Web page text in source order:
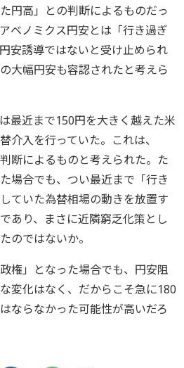
円高」との判断によるものだっ
ベノミクス円安とは「行き過ぎ
安誘導ではないと受け止められ
大幅円安も容認されたと考えら
最近まで150円を大きく越えた米
介入を行っていた。これは、
断によるものと考えられた。た
場合でも、つい最近まで「行き
ていた為替相場の動きを放置す
あり、まさに近隣窮乏化策とし
のではないか。
権」となった場合でも、円安阻
変化はなく、だからこそ急に180
ならなかった可能性が高いだろ